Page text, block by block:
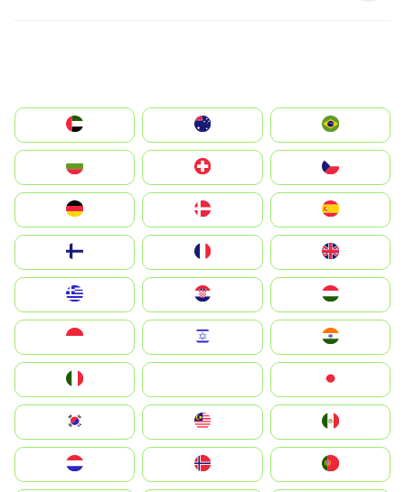
الإمارات العربية المتحدة
Switzerland
Deutschland
United Kingdom
Magyarország
South Korea